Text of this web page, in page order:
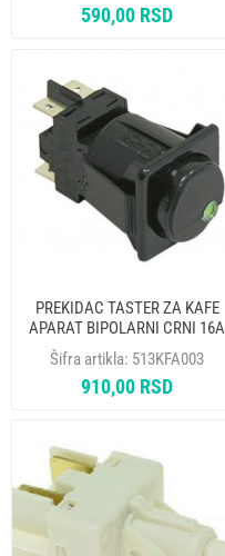
590,00 RSD
PREKIDAC TASTER ZA KAFE
APARAT BIPOLARNI CRNI 16A
250V 28X28mm
Šifra artikla: 513KFA003
910,00 RSD